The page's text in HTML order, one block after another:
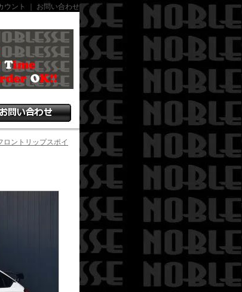
ウント お問い合わせ
ントリップスポイ